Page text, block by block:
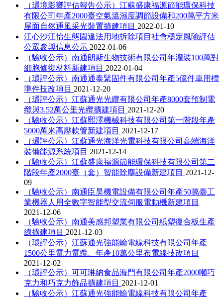
（環境影響評估報告公示）江蘇盛康福源節能環保科技
有限公司年產2000臺空氣溫濕度調節設備和200萬平方米
屋面自然通風采光裝置擴建項目 2022-01-10
江心沙江怡生態園違法用地拆除項目社會穩定風險評估
公眾參與信息公示 2022-01-06
（驗收公示）南通朗斯生物技術有限公司年灌裝100萬對
細胞修復材料新建項目 2022-01-04
（環評公示）南通通泰緊固件有限公司年產5億件車用標
準件技改項目 2021-12-20
（環評公示）江蘇通光光纜有限公司年產8000套預制電
纜與3.52萬公里光纜擴建項目 2021-12-20
（驗收公示）江蘇熙澤機械科技有限公司第一階段年產
5000萬米高壓軟管新建項目 2021-12-17
（環評公示）江蘇通光海洋光電科技有限公司高端海洋
裝備能源系統項目 2021-12-14
（驗收公示）江蘇盛康福源節能環保科技有限公司第二
階段年產2000臺（套）智能除塵設備新建項目 2021-12-
09
（驗收公示）南通臣昊機電設備有限公司年產50萬臺工
業機器人用全數字智能型交流伺服電動機新建項目
2021-12-06
（驗收公示）南通美感邦塑業有限公司紙塑復合板生產
線擴建項目 2021-12-03
（環評公示）江蘇通光強能輸電線科技有限公司年產
1500公里電力電纜、年產10萬公里布電線技改項目
2021-12-02
（環評公示）可可琳納食品海門有限公司年產2000噸巧
克力和巧克力飾品擴建項目 2021-12-01
（驗收公示）江蘇通光強能輸電線科技有限公司年產